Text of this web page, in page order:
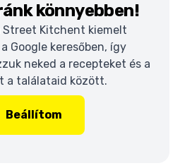
könnyebben!
Street Kitchent kiemelt
Google keresőben, így
neked a recepteket és a
a találataid között.
Beállítom